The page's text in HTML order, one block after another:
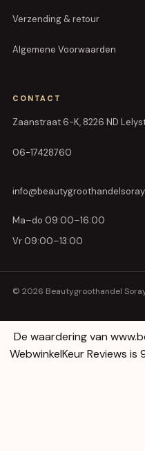
Verzending & retour
Algemene Voorwaarden
CONTACT
Zaanstraat 6-K, 8226 ND
06-17428760
Ma–do 09:00–16:00
Vr 09:00–13:00
© 2026 Beautygroothandel
De waardering van
WebwinkelKeur Reviews is